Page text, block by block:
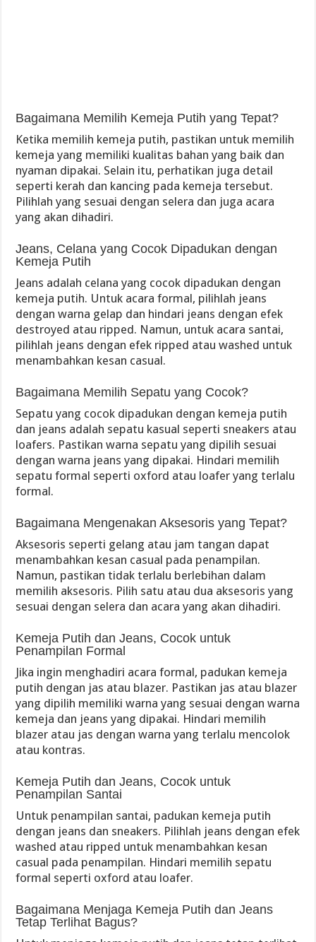
Bagaimana Memilih Kemeja Putih yang Tepat?
Ketika memilih kemeja putih, pastikan untuk memilih
kemeja yang memiliki kualitas bahan yang baik dan
nyaman dipakai. Selain itu, perhatikan juga detail
seperti kerah dan kancing pada kemeja tersebut.
Pilihlah yang sesuai dengan selera dan juga acara
yang akan dihadiri.
Jeans, Celana yang Cocok Dipadukan dengan
Kemeja Putih
Jeans adalah celana yang cocok dipadukan dengan
kemeja putih. Untuk acara formal, pilihlah jeans
dengan warna gelap dan hindari jeans dengan efek
destroyed atau ripped. Namun, untuk acara santai,
pilihlah jeans dengan efek ripped atau washed untuk
menambahkan kesan casual.
Bagaimana Memilih Sepatu yang Cocok?
Sepatu yang cocok dipadukan dengan kemeja putih
dan jeans adalah sepatu kasual seperti sneakers atau
loafers. Pastikan warna sepatu yang dipilih sesuai
dengan warna jeans yang dipakai. Hindari memilih
sepatu formal seperti oxford atau loafer yang terlalu
formal.
Bagaimana Mengenakan Aksesoris yang Tepat?
Aksesoris seperti gelang atau jam tangan dapat
menambahkan kesan casual pada penampilan.
Namun, pastikan tidak terlalu berlebihan dalam
memilih aksesoris. Pilih satu atau dua aksesoris yang
sesuai dengan selera dan acara yang akan dihadiri.
Kemeja Putih dan Jeans, Cocok untuk
Penampilan Formal
Jika ingin menghadiri acara formal, padukan kemeja
putih dengan jas atau blazer. Pastikan jas atau blazer
yang dipilih memiliki warna yang sesuai dengan warna
kemeja dan jeans yang dipakai. Hindari memilih
blazer atau jas dengan warna yang terlalu mencolok
atau kontras.
Kemeja Putih dan Jeans, Cocok untuk
Penampilan Santai
Untuk penampilan santai, padukan kemeja putih
dengan jeans dan sneakers. Pilihlah jeans dengan efek
washed atau ripped untuk menambahkan kesan
casual pada penampilan. Hindari memilih sepatu
formal seperti oxford atau loafer.
Bagaimana Menjaga Kemeja Putih dan Jeans
Tetap Terlihat Bagus?